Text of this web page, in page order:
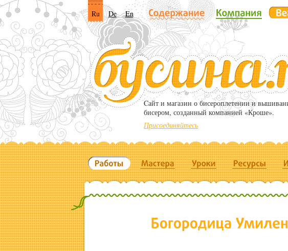
Ru De En
Cайт и магазин о бисероплетении и
бисером, созданный компанией «Кроше».
Присоединяйтесь